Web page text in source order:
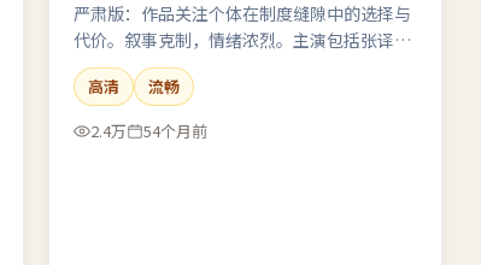
严肃版：作品关注个体在制度缝隙中的选择与
代价。叙事克制，情绪浓烈。主演包括张译、
沈腾、雷佳音。
高清
流畅
2.4万
54个月前